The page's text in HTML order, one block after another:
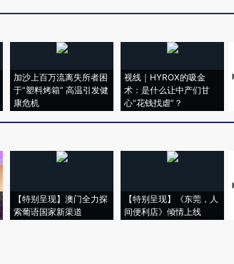
加沙上百万流离失所者困
于“塑料烤箱” 高温引发健
康危机
视线｜HYROX的吸金
术：是什么让中产们甘
心“花钱找虐”？
【特别呈现】澳门全力探
索葡语国家新渠道
【特别呈现】《东莞，人
间便利店》倾情上线